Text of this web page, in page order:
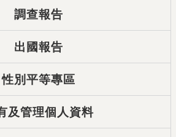
調查報告
出國報告
性別平等專區
及管理個人資料